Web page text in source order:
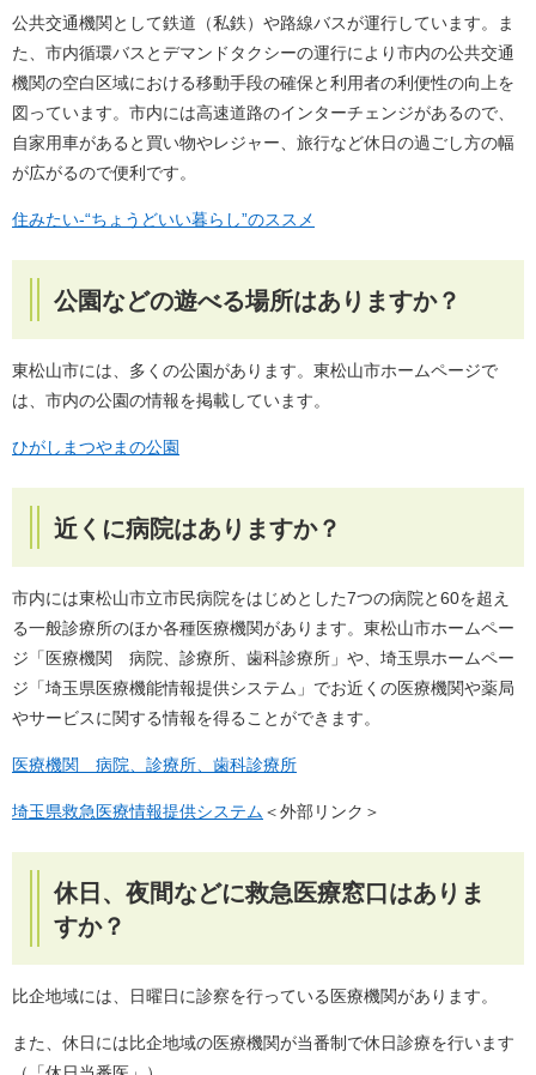
公共交通機関として鉄道（私鉄）や路線バスが運行しています。ま
た、市内循環バスとデマンドタクシーの運行により市内の公共交通
機関の空白区域における移動手段の確保と利用者の利便性の向上を
図っています。市内には高速道路のインターチェンジがあるので、
自家用車があると買い物やレジャー、旅行など休日の過ごし方の幅
が広がるので便利です。
住みたい-“ちょうどいい暮らし”のススメ
公園などの遊べる場所はありますか？
東松山市には、多くの公園があります。東松山市ホームページで
は、市内の公園の情報を掲載しています。
ひがしまつやまの公園
近くに病院はありますか？
市内には東松山市立市民病院をはじめとした7つの病院と60を超え
る一般診療所のほか各種医療機関があります。東松山市ホームペー
ジ「医療機関 病院、診療所、歯科診療所」や、埼玉県ホームペー
ジ「埼玉県医療機能情報提供システム」でお近くの医療機関や薬局
やサービスに関する情報を得ることができます。
医療機関 病院、診療所、歯科診療所
埼玉県救急医療情報提供システム ＜外部リンク＞
休日、夜間などに救急医療窓口はありま
すか？
比企地域には、日曜日に診察を行っている医療機関があります。
また、休日には比企地域の医療機関が当番制で休日診療を行います